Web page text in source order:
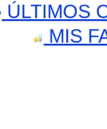
ÚLTIMOS
MIS